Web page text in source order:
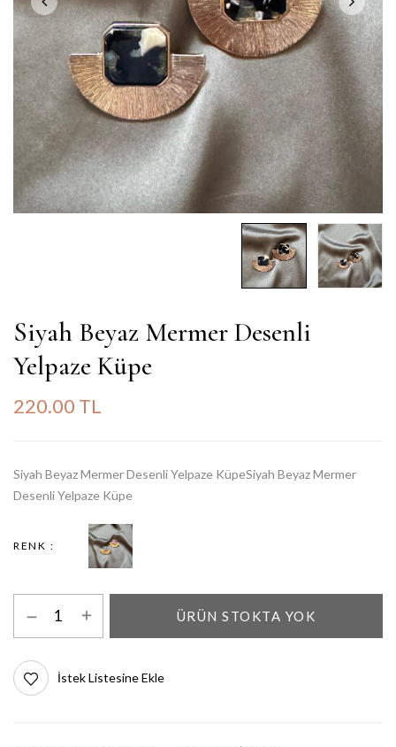
Siyah Beyaz Mermer Desenli
Yelpaze Küpe
220.00 TL
Siyah Beyaz Mermer Desenli Yelpaze KüpeSiyah Beyaz Mermer
Desenli Yelpaze Küpe
RENK
ÜRÜN STOKTA YOK
İstek Listesine Ekle